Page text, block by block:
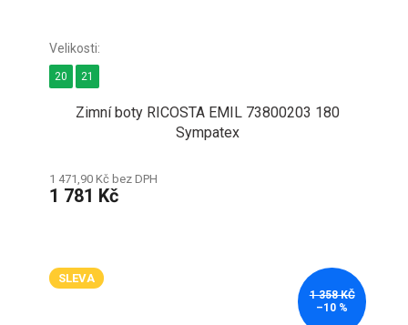
Zimní boty RICOSTA EMIL 73800203 180
Sympatex
1 471,90 Kč bez DPH
1 781 Kč
20 21
SLEVA
1 358 KČ
–10 %